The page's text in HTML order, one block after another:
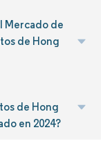
Mercado de
de Hong
de Hong
en 2024?